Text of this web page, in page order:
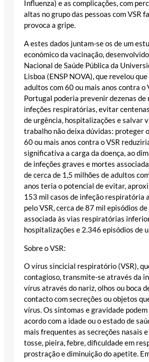
Influenza) e as complicações, com
altas no grupo das pessoas com VSR
provoca a gripe.
A estes dados juntam-se os de um
económico da vacinação,
Nacional de Saúde Pública da
Lisboa (ENSP NOVA), que revelou
adultos com 60 ou mais anos contra o
Portugal poderia prevenir dezenas de
infeções respiratórias, evitar
de urgência, hospitalizações e salvar
trabalho não deixa dúvidas: proteger
60 ou mais anos contra o VSR
significativa a carga da doença, ao
de infeções graves e mortes
de cerca de 1,5 milhões de adultos
anos teria o potencial de evitar,
153 mil casos de infeção respiratória
pelo VSR, cerca de 87 mil episódios de
associada às vias respiratórias
hospitalizações e 2.346 episódios de
Sobre o VSR:
O vírus sincicial respiratório (VSR),
contagioso, transmite-se através da
vírus através do nariz, olhos ou boca
contacto com secreções ou objetos
vírus. Os sintomas e gravidade
acordo com a idade ou o estado de
mais frequentes as secreções nasais
tosse, pieira, febre, dificuldade em
prostração e diminuição do apetite.